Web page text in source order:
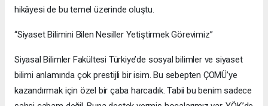
hikâyesi de bu temel üzerinde oluştu.
“Siyaset Bilimini Bilen Nesiller Yetiştirmek Görevimiz”
Siyasal Bilimler Fakültesi Türkiye’de sosyal bilimler ve siyaset
bilimi anlamında çok prestijli bir isim. Bu sebepten ÇOMÜ’ye
kazandırmak için özel bir çaba harcadık. Tabii bu benim sadece